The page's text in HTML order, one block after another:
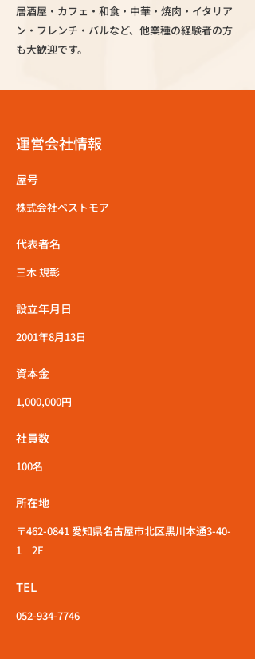
居酒屋・カフェ・和食・中華・焼肉・イタリア
ン・フレンチ・バルなど、他業種の経験者の方
も大歓迎です。
運営会社情報
屋号
株式会社ベストモア
代表者名
三木 規彰
設立年月日
2001年8月13日
資本金
1,000,000円
社員数
100名
所在地
〒462-0841 愛知県名古屋市北区黒川本通3-40-
1 2F
TEL
052-934-7746